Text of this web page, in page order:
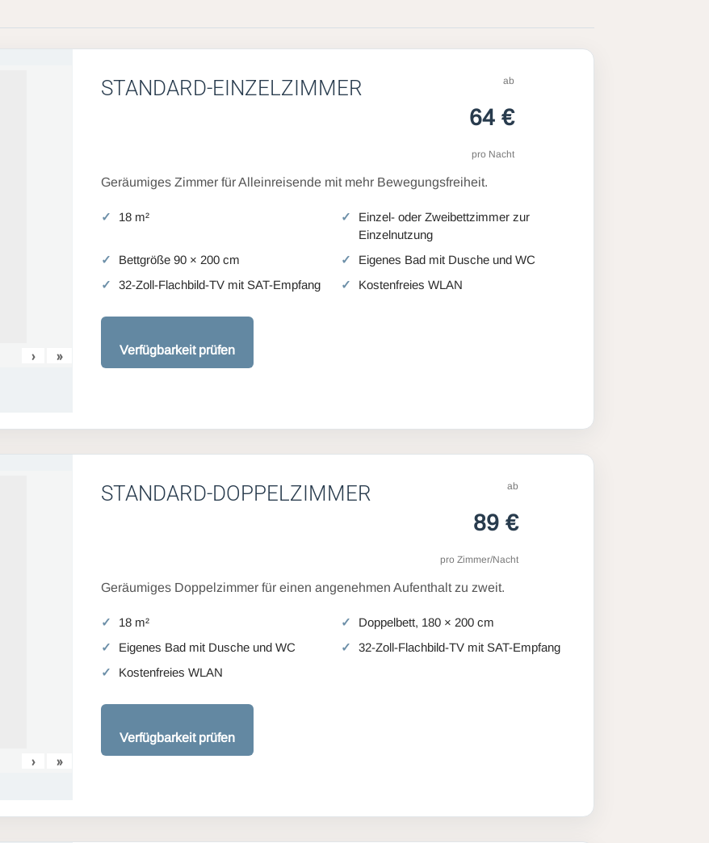
› »
STANDARD-EINZELZIMMER ab
64 €
pro Nacht
Geräumiges Zimmer für Alleinreisende mit mehr Bewegungsfreiheit.
18 m²
Einzel- oder Zweibettzimmer zur
Einzelnutzung
Bettgröße 90 × 200 cm
Eigenes Bad mit Dusche und WC
32-Zoll-Flachbild-TV mit SAT-Empfang
Kostenfreies WLAN
Verfügbarkeit prüfen
› »
STANDARD-DOPPELZIMMER ab
89 €
pro Zimmer/Nacht
Geräumiges Doppelzimmer für einen angenehmen Aufenthalt zu zweit.
18 m²
Doppelbett, 180 × 200 cm
Eigenes Bad mit Dusche und WC
32-Zoll-Flachbild-TV mit SAT-Empfang
Kostenfreies WLAN
Verfügbarkeit prüfen